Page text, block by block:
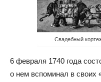
Свадебный
6 февраля 1740 года
о нем вспоминал в своих